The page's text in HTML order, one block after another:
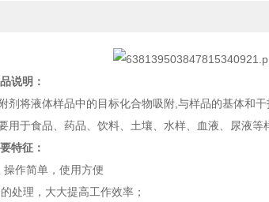
说明：
剂将液体样品中的目标化合物吸附 ,与样品的基体和
用于食品、药品、饮料、土壤、水样、血液、尿液等
特征：
作简单，使用方便
处理，大大提高工作效率；